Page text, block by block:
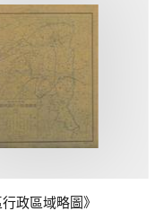
政區域略圖》